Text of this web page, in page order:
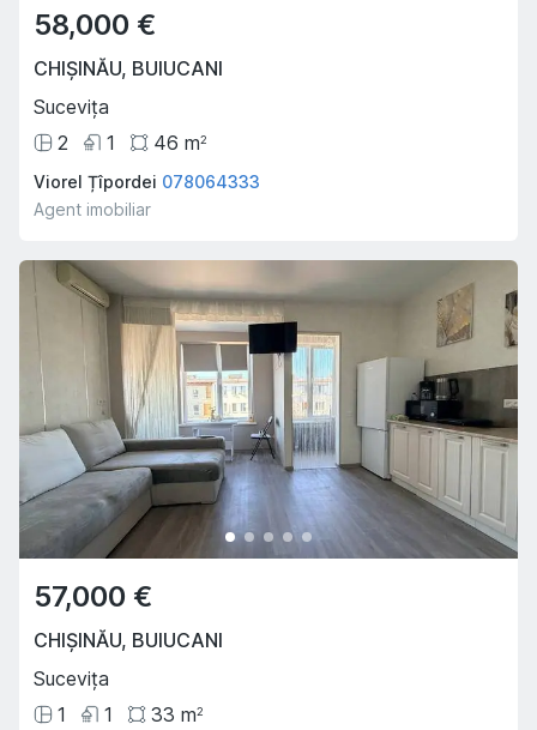
58,000 €
CHIȘINĂU, BUIUCANI
Sucevița
2
1 46 m2
Viorel Țîpordei 078064333
Agent imobiliar
57,000 €
CHIȘINĂU, BUIUCANI
Sucevița
1
1 33 m2